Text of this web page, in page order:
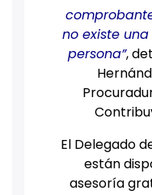
no existe
persona”,
El Delegado
están
asesoría